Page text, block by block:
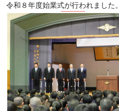
令和８年度始業式が行われました。